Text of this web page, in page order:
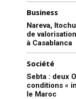
Business
Nareva,
de
à Casablanca
Société
Sebta : deux
conditions «
le Maroc